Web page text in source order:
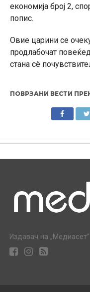
економија број 2,
попис.
Овие царини се
продлабочат
стана сè
ПОВРЗАНИ ВЕСТИ
Издавач на